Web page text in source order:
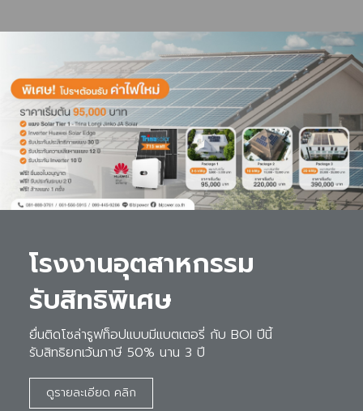
โรงงานอุตสาหกรรม
รับสิทธิพิเศษ
ยื่นติดโซล่ารูฟท็อปแบบมีแบตเตอรี่ กับ BOI ปีนี้
รับสิทธิยกเว้นภาษี 50% นาน 3 ปี
ดูรายละเอียด คลิก